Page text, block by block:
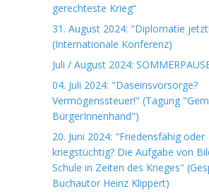
gerechteste Krieg“
31. August 2024: "Diplomatie
(Internationale Konferenz)
Juli / August 2024:
04. Juli 2024: "Daseinsvorsorge?
Vermögenssteuer!" (Tagung
BürgerInnenhand")
20. Juni 2024: "Friedensfähig oder
kriegstüchtig? Die Aufgabe von
Schule in Zeiten des Krieges"
Buchautor Heinz Klippert)